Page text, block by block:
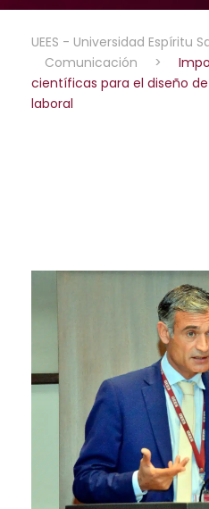
UEES - Universidad Espíritu
Comunicación
>
científicas para el diseño
laboral